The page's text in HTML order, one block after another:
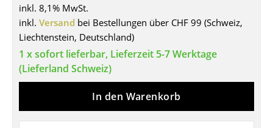
Schreibtische
Sekretäre & PC-Tische
Konferenztische
Stehtische & Stehpulte
Kindertische
inkl. 8,1% MwSt.
inkl. Versand bei Bestellungen über CHF 99 (Schweiz,
Liechtenstein, Deutschland)
1 x sofort lieferbar, Lieferzeit 5-7 Werktage
(Lieferland Schweiz)
In den Warenkorb